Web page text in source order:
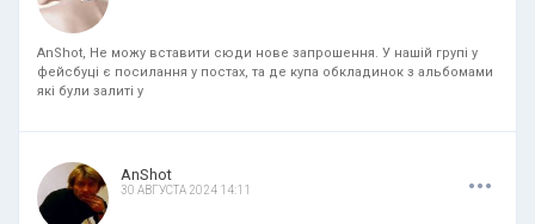
AnShot, Не можу вставити сюди нове запрошення. У нашій групі у
фейсбуці є посилання у постах, та де купа обкладинок з альбомами
які були залиті у
AnShot
30 АВГУСТА 2024 14:11 ...